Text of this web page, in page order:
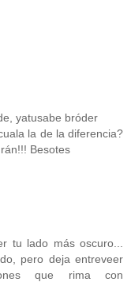
yatusabe bróder
la de la diferencia?
Besotes
tu lado más oscuro...
pero deja entreveer
que rima con